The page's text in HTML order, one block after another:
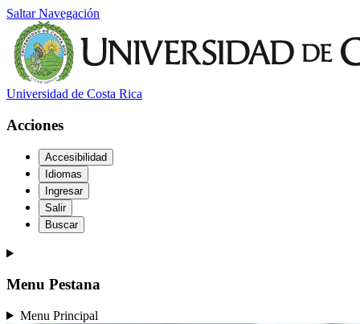
Saltar Navegación
Universidad de Costa Rica
Acciones
Accesibilidad
Idiomas
Ingresar
Salir
Buscar
Menu Pestana
Menu Principal